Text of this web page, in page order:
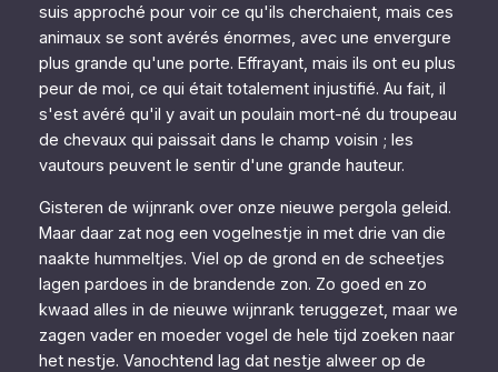
suis approché pour voir ce qu'ils cherchaient, mais ces
animaux se sont avérés énormes, avec une envergure
plus grande qu'une porte. Effrayant, mais ils ont eu plus
peur de moi, ce qui était totalement injustifié. Au fait, il
s'est avéré qu'il y avait un poulain mort-né du troupeau
de chevaux qui paissait dans le champ voisin ; les
vautours peuvent le sentir d'une grande hauteur.
Gisteren de wijnrank over onze nieuwe pergola geleid.
Maar daar zat nog een vogelnestje in met drie van die
naakte hummeltjes. Viel op de grond en de scheetjes
lagen pardoes in de brandende zon. Zo goed en zo
kwaad alles in de nieuwe wijnrank teruggezet, maar we
zagen vader en moeder vogel de hele tijd zoeken naar
het nestje. Vanochtend lag dat nestje alweer op de